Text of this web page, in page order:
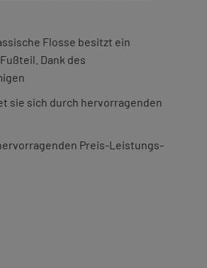
Flosse besitzt ein
Dank des
sie sich durch hervorragenden
Preis-Leistungs-